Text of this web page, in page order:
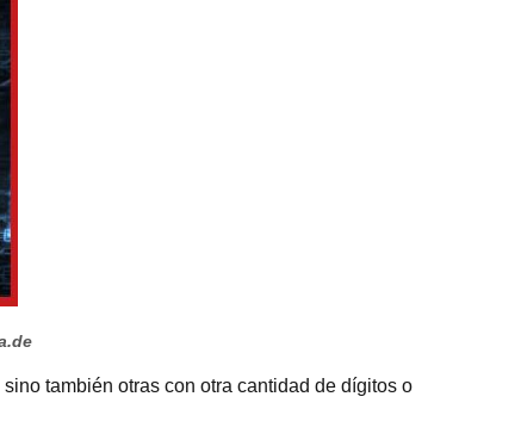
sino también otras con otra cantidad de dígitos o